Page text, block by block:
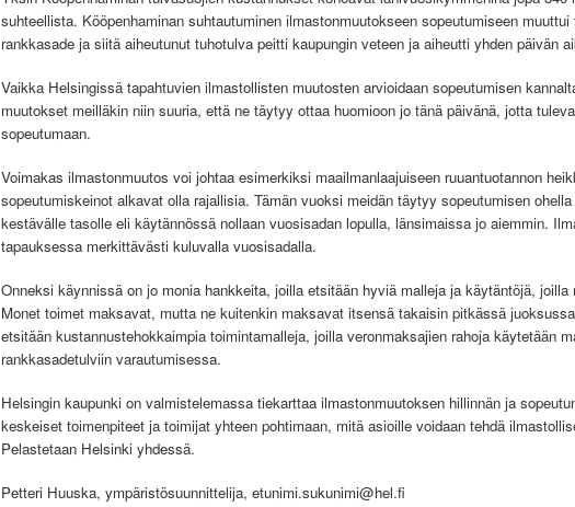
suhteellista. Kööpenhaminan suhtautuminen ilmastonmuutokseen sopeutumiseen
rankkasade ja siitä aiheutunut tuhotulva peitti kaupungin veteen ja aiheutti yhden päivän
Vaikka Helsingissä tapahtuvien ilmastollisten muutosten arvioidaan sopeutumisen
muutokset meilläkin niin suuria, että ne täytyy ottaa huomioon jo tänä päivänä, jotta
sopeutumaan.
Voimakas ilmastonmuutos voi johtaa esimerkiksi maailmanlaajuiseen ruuantuotannon
sopeutumiskeinot alkavat olla rajallisia. Tämän vuoksi meidän täytyy sopeutumisen
kestävälle tasolle eli käytännössä nollaan vuosisadan lopulla, länsimaissa jo aiemmin.
tapauksessa merkittävästi kuluvalla vuosisadalla.
Onneksi käynnissä on jo monia hankkeita, joilla etsitään hyviä malleja ja käytäntöjä,
Monet toimet maksavat, mutta ne kuitenkin maksavat itsensä takaisin pitkässä
etsitään kustannustehokkaimpia toimintamalleja, joilla veronmaksajien rahoja käytetään
rankkasadetulviin varautumisessa.
Helsingin kaupunki on valmistelemassa tiekarttaa ilmastonmuutoksen hillinnän ja
keskeiset toimenpiteet ja toimijat yhteen pohtimaan, mitä asioille voidaan tehdä
Pelastetaan Helsinki yhdessä.
Petteri Huuska, ympäristösuunnittelija, etunimi.sukunimi@hel.fi